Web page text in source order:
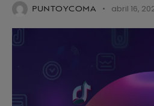
PUNTOYCOMA abril 16,